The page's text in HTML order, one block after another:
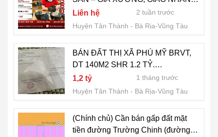
TOÀN QUỐC
Liên hệ
2 tuần trước
Huyện Tân Thành
Bà Rịa-Vũng Tàu
BÁN ĐẤT THỊ XÃ PHÚ MỸ BRVT,
DT 140M2 SHR 1.2 TỶ.
LH:0962955888.
1,2 tỷ
1 tháng trước
Huyện Tân Thành
Bà Rịa-Vũng Tàu
(Chính chủ) Cần bán gấp đất mặt
tiền đường Trường Chinh (đường